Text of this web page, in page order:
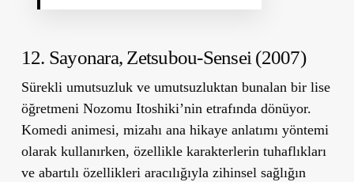
12. Sayonara, Zetsubou-Sensei (2007)
Sürekli umutsuzluk ve umutsuzluktan bunalan bir lise
öğretmeni Nozomu Itoshiki’nin etrafında dönüyor.
Komedi animesi, mizahı ana hikaye anlatımı yöntemi
olarak kullanırken, özellikle karakterlerin tuhaflıkları
ve abartılı özellikleri aracılığıyla zihinsel sağlığın